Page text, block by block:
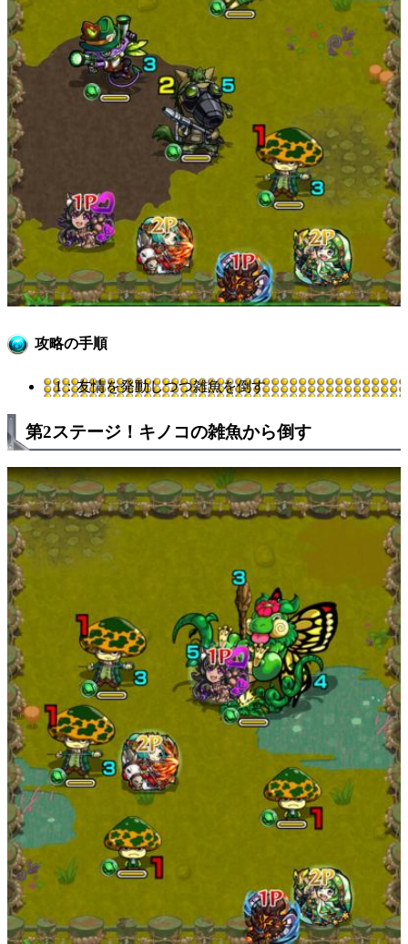
攻略の手順
1：友情を発動しつつ雑魚を倒す
第2ステージ！キノコの雑魚から倒す